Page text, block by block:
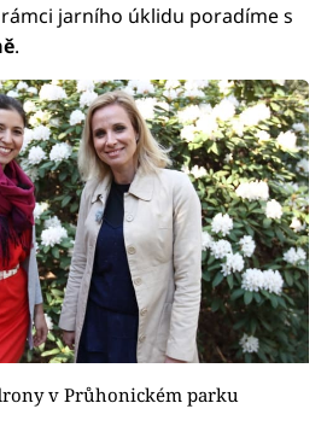
rámci jarního úklidu poradíme s
.
v Průhonickém parku